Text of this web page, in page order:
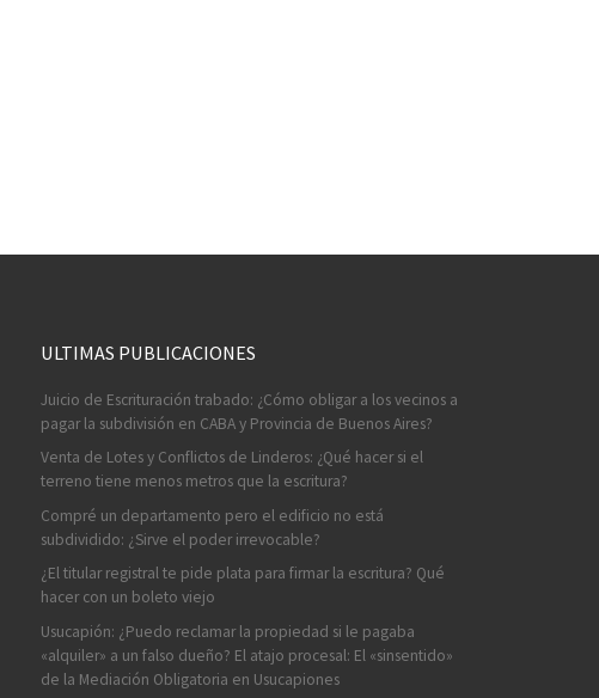
ULTIMAS PUBLICACIONES
Juicio de Escrituración trabado: ¿Cómo obligar a los vecinos a
pagar la subdivisión en CABA y Provincia de Buenos Aires?
Venta de Lotes y Conflictos de Linderos: ¿Qué hacer si el
terreno tiene menos metros que la escritura?
Compré un departamento pero el edificio no está
subdividido: ¿Sirve el poder irrevocable?
¿El titular registral te pide plata para firmar la escritura? Qué
hacer con un boleto viejo
Usucapión: ¿Puedo reclamar la propiedad si le pagaba
«alquiler» a un falso dueño? El atajo procesal: El «sinsentido»
de la Mediación Obligatoria en Usucapiones